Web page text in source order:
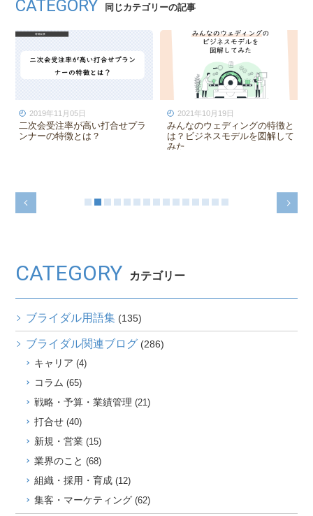
CATEGORY 同じカテゴリーの記事
2021年08月31日
【ウェディングプランナー】一
貫担当制と分業制の違いとメリ
2023年08月16日
ご祝儀3万円は高すぎる？もし
もご祝儀が一万円になったら
CATEGORY カテゴリー
ブライダル用語集 (135)
ブライダル関連ブログ (286)
キャリア (4)
コラム (65)
戦略・予算・業績管理 (21)
打合せ(40)
新規・営業(15)
業界のこと (68)
組織・採用・育成(12)
集客・マーケティング(62)